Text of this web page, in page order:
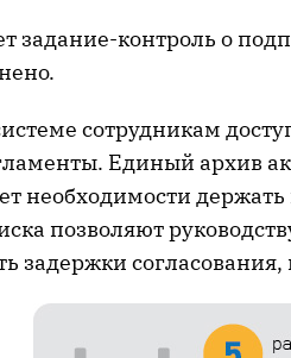
задание-контроль о
сотрудникам
Единый архив
необходимости
позволяют
задержки